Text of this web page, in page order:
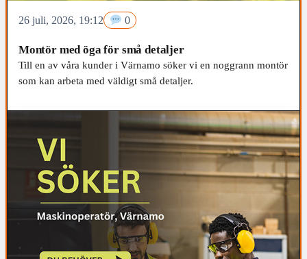
26 juli, 2026, 19:12 0
Montör med öga för små detaljer
Till en av våra kunder i Värnamo söker vi en noggrann montör
som kan arbeta med väldigt små detaljer.